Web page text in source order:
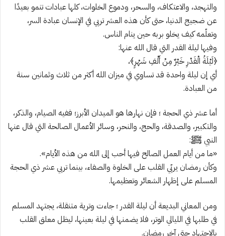
والتهجد، والاعتكاف، والسحر، ودموع الخلوات، كلها عبادات تنمو بعيدًا
عن ضجيج الدنيا، حتى كأن هذه العشر تربي في الإنسان عبادة السر،
وتعلّمه كيف يخلو بربه حين ينام الناس.
وفيها ليلة القدر التي قال الله عنها:
﴿لَيْلَةُ الْقَدْرِ خَيْرٌ مِنْ أَلْفِ شَهْرٍ﴾،
أي إن ليلة واحدة قد تساوي في ميزان الله أكثر من ثلاث وثمانين سنة
من العبادة.
أما عشر ذي الحجة ؛ فإن نهارها هو الميدان الأبرز؛ ففيه الصيام، والذكر،
والتكبير، والصدقة، والحج، والنحر، وسائر الأعمال الصالحة التي قال عنها
النبي ﷺ:
«ما من أيام العمل الصالح فيها أحب إلى الله من هذه الأيام».
وكأن رمضان يربّي القلب على الخلوة والصفاء، بينما تربي عشر ذي الحجة
المسلم على إظهار الشعائر وتعظيمها.
ومن المعاني البديعة أن ليلة القدر ؛ جاءت وترية متنقلة، يجتهد المسلم
في طلبها في الليالي الوتر، فلا يضمنها في ليلة بعينها، ليظل معلق القلب
بالاجتهاد حتى آخر رمضان.